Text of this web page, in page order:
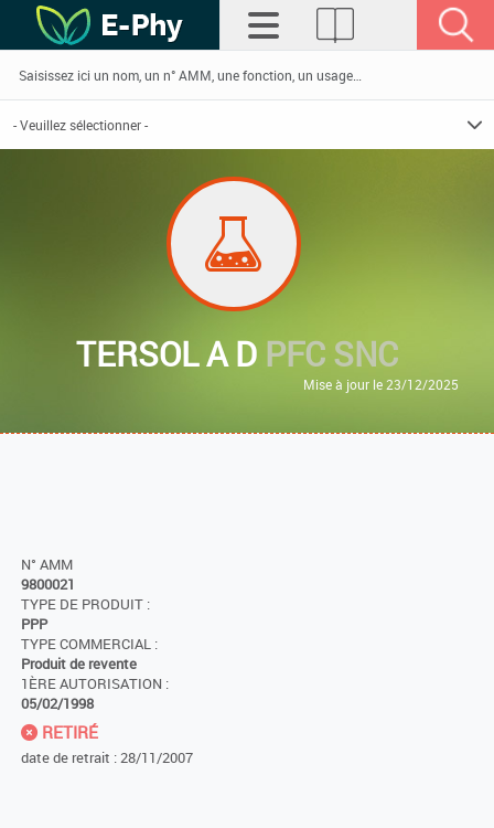
TERSOL A D PFC SNC
Mise à jour le 23/12/2025
N° AMM
9800021
TYPE DE PRODUIT :
PPP
TYPE COMMERCIAL :
Produit de revente
1ÈRE AUTORISATION :
05/02/1998
RETIRÉ
date de retrait : 28/11/2007